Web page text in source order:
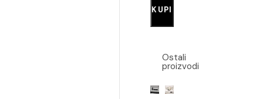
KUPI
Ostali
proizvodi